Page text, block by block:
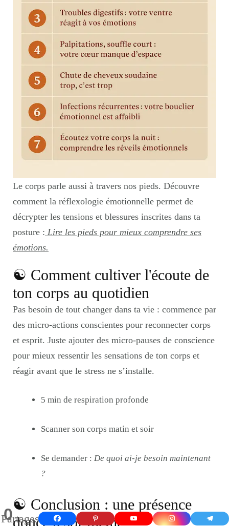
Le corps parle aussi à travers nos pieds. Découvre
comment la réflexologie émotionnelle permet de
décrypter les tensions et blessures inscrites dans ta
posture : Lire les pieds pour mieux comprendre ses
émotions.
☯︎ Comment cultiver l'écoute de
ton corps au quotidien
Pas besoin de tout changer dans ta vie : commence par
des micro-actions conscientes pour reconnecter corps
et esprit. Juste ajouter des micro-pauses de conscience
pour mieux ressentir les sensations de ton corps et
réagir avant que le stress ne s’installe.
5 min de respiration profonde
Scanner son corps matin et soir
Se demander : De quoi ai-je besoin maintenant
?
☯︎ Conclusion : une présence
douce à soi-même
0
Partages